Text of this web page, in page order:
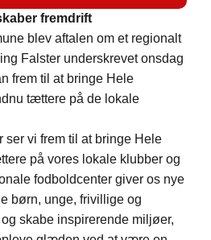
fremdrift
blev aftalen om et regionalt
Falster underskrevet onsdag
frem til at bringe Hele
tættere på de lokale
ser vi frem til at bringe Hele
på vores lokale klubber og
fodboldcenter giver os nye
børn, unge, frivillige og
skabe inspirerende miljøer,